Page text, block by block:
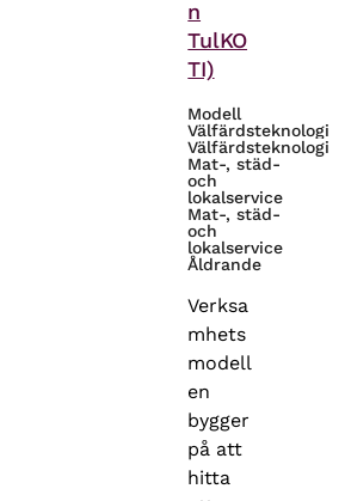
n
TulKO
TI)
Modell
Välfärdsteknologi
Välfärdsteknologi
Mat-, städ-
och
lokalservice
Mat-, städ-
och
lokalservice
Åldrande
Verksa
mhets
modell
en
bygger
på att
hitta